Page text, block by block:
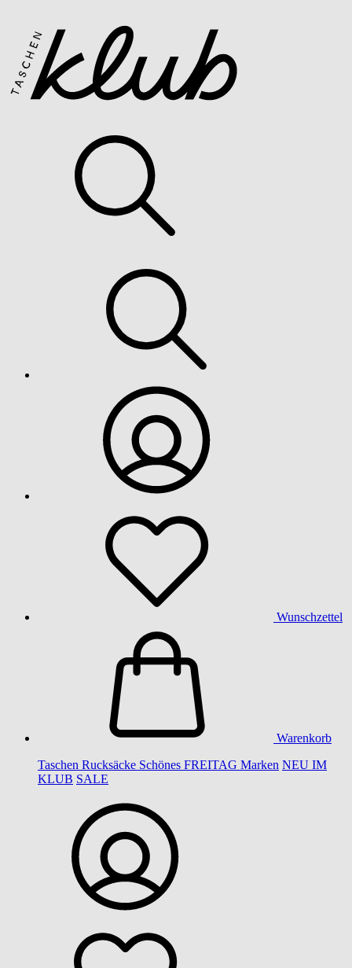
Wunschzettel
Warenkorb
Taschen Rucksäcke Schönes FREITAG Marken NEU IM
KLUB SALE